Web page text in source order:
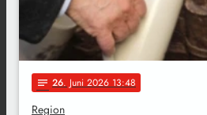
notes 26. Juni 2026 13:48
Region